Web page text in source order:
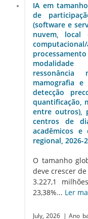
IA em
de
(software e
nuvem, local
modalidade
mamografia
detecção
quantificação,
entre outros),
centros de
acadêmicos
regional, 2026-
O tamanho
deve crescer
3.227,1
23,38%... Ler
July, 2026 | Ano